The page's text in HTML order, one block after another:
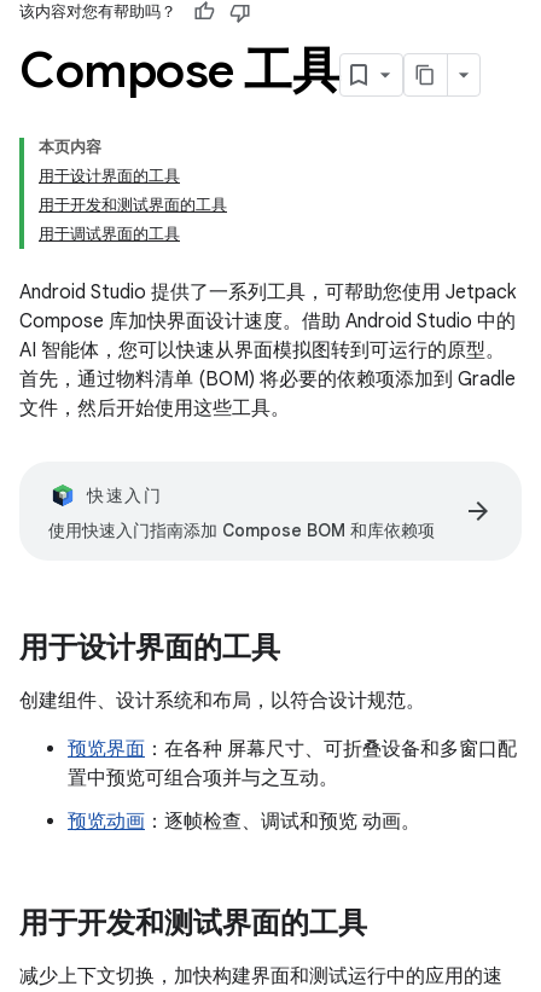
该内容对您有帮助吗？
Compose 工具
本页内容
用于设计界面的工具
用于开发和测试界面的工具
用于调试界面的工具
Android Studio 提供了一系列工具，可帮助您使用 Jetpack
Compose 库加快界面设计速度。借助 Android Studio 中的
AI 智能体，您可以快速从界面模拟图转到可运行的原型。
首先，通过物料清单 (BOM) 将必要的依赖项添加到 Gradle
文件，然后开始使用这些工具。
快速入门
使用快速入门指南添加 Compose BOM 和库依赖项
arrow_forward
用于设计界面的工具
创建组件、设计系统和布局，以符合设计规范。
预览界面 ：在各种 屏幕尺寸、可折叠设备和多窗口配
置中预览可组合项并与之互动。
预览动画 ：逐帧检查、调试和预览 动画。
用于开发和测试界面的工具
减少上下文切换，加快构建界面和测试运行中的应用的速